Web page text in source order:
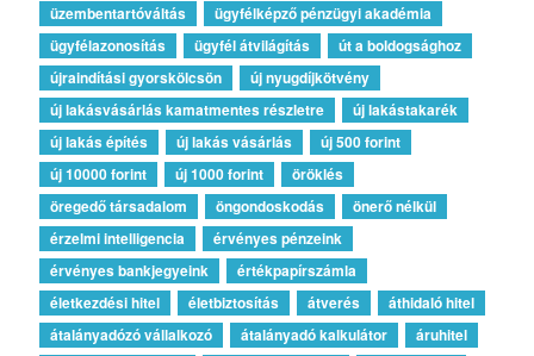
üzembentartóváltás
ügyfélképző pénzügyi akadémia
ügyfélazonosítás
ügyfél átvilágítás
út a boldogsághoz
újraindítási gyorskölcsön
új nyugdíjkötvény
új lakásvásárlás kamatmentes részletre
új lakástakarék
új lakás építés
új lakás vásárlás
új 500 forint
új 10000 forint
új 1000 forint
öröklés
öregedő társadalom
öngondoskodás
önerő nélkül
érzelmi intelligencia
érvényes pénzeink
érvényes bankjegyeink
értékpapírszámla
életkezdési hitel
életbiztosítás átverés
áthidaló hitel
átalányadózó vállalkozó
átalányadó kalkulátor
áruhitel